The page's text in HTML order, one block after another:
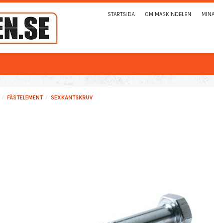
STARTSIDA OM MASKINDELEN
FÄSTELEMENT SEXKANTSKRUV